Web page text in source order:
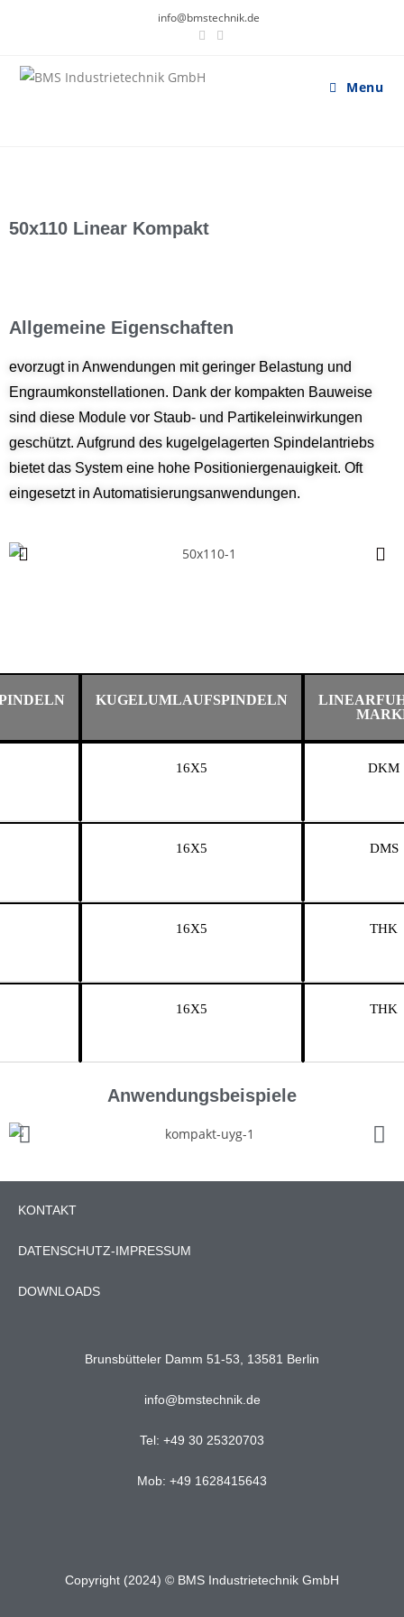
info@bmstechnik.de
Menu
50x110 Linear Kompakt
Allgemeine Eigenschaften
evorzugt in Anwendungen mit geringer Belastung und
Engraumkonstellationen. Dank der kompakten Bauweise
sind diese Module vor Staub- und Partikeleinwirkungen
geschützt. Aufgrund des kugelgelagerten Spindelantriebs
bietet das System eine hohe Positioniergenauigkeit. Oft
eingesetzt in Automatisierungsanwendungen.
KUGELUMLAUFSPINDELN
16X5 DKM
16X5 DMS
16X5 THK
16X5 THK
Anwendungsbeispiele
KONTAKT
DATENSCHUTZ-IMPRESSUM
DOWNLOADS
Brunsbütteler Damm 51-53, 13581 Berlin
info@bmstechnik.de
Tel: +49 30 25320703
Mob: +49 1628415643
Copyright (2024) © BMS Industrietechnik GmbH